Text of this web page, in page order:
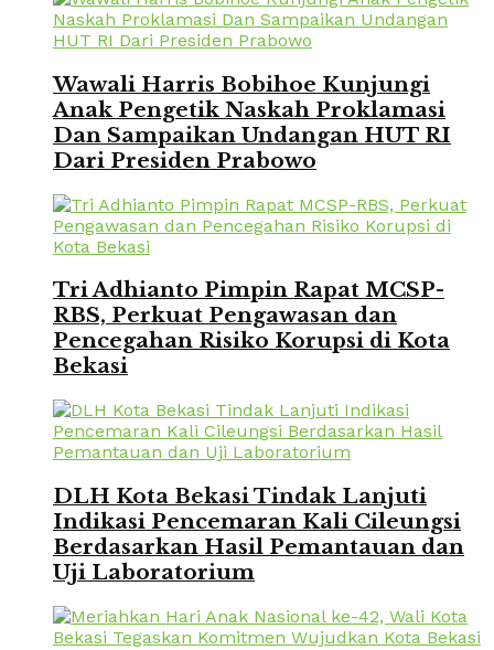
Wawali Harris Bobihoe Kunjungi
Anak Pengetik Naskah Proklamasi
Dan Sampaikan Undangan HUT RI
Dari Presiden Prabowo
Tri Adhianto Pimpin Rapat MCSP-
RBS, Perkuat Pengawasan dan
Pencegahan Risiko Korupsi di Kota
Bekasi
DLH Kota Bekasi Tindak Lanjuti
Indikasi Pencemaran Kali Cileungsi
Berdasarkan Hasil Pemantauan dan
Uji Laboratorium